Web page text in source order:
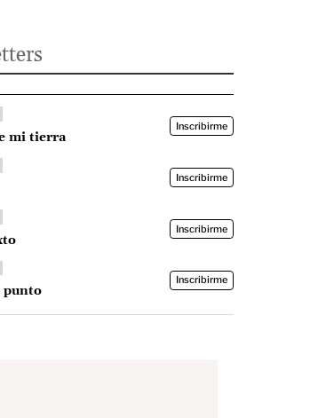
mi tierra
Inscribirme
Inscribirme
Inscribirme
punto
Inscribirme